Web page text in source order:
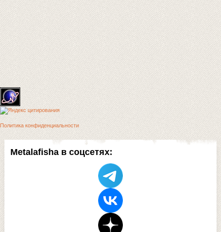
Metalafisha в соцсетях:
Политика конфиденциальности